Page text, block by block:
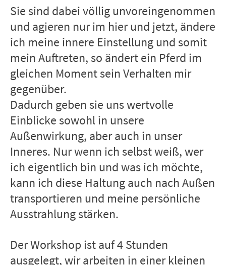
Sie sind dabei völlig unvoreingenommen
und agieren nur im hier und jetzt, ändere
ich meine innere Einstellung und somit
mein Auftreten, so ändert ein Pferd im
gleichen Moment sein Verhalten mir
gegenüber.
Dadurch geben sie uns wertvolle
Einblicke sowohl in unsere
Außenwirkung, aber auch in unser
Inneres. Nur wenn ich selbst weiß, wer
ich eigentlich bin und was ich möchte,
kann ich diese Haltung auch nach Außen
transportieren und meine persönliche
Ausstrahlung stärken.
Der Workshop ist auf 4 Stunden
ausgelegt, wir arbeiten in einer kleinen